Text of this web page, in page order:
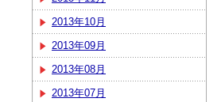
2013年10月
2013年09月
2013年08月
2013年07月